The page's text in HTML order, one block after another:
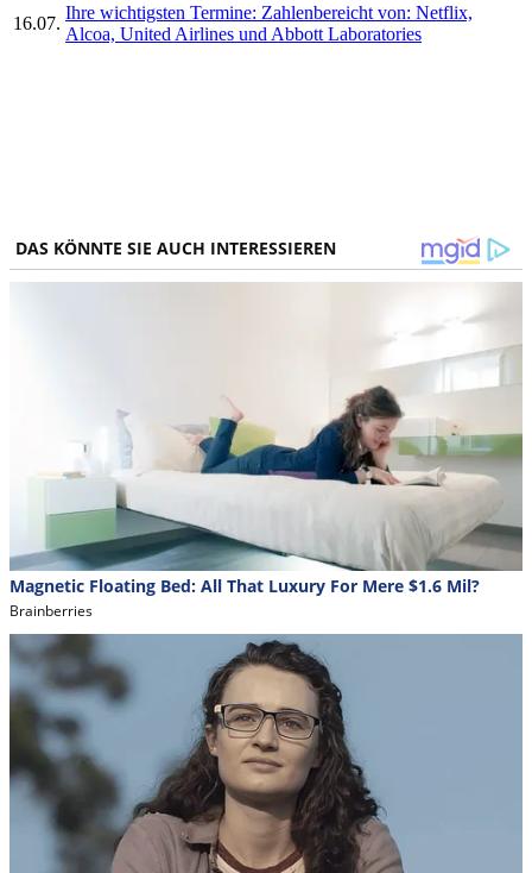
16.07.
Ihre wichtigsten Termine: Zahlenbereicht von: Netflix,
Alcoa, United Airlines und Abbott Laboratories